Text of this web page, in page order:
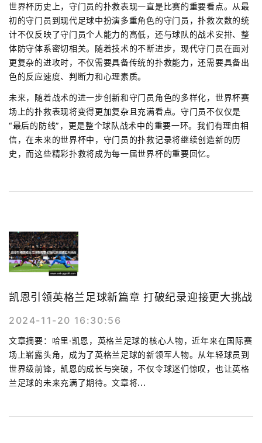
世界杯历史上，守门员的扑救表现一直是比赛的重要看点。从最
初的守门员到现代足球中扮演多重角色的守门员，扑救次数的统
计不仅反映了守门员个人能力的高低，还与球队的战术安排、整
体防守体系密切相关。随着技术的不断进步，现代守门员在面对
更复杂的进攻时，不仅需要具备传统的扑救能力，还需要具备出
色的反应速度、判断力和心理素质。
未来，随着战术的进一步创新和守门员角色的多样化，世界杯赛
场上的扑救表现将变得更加复杂且充满看点。守门员不仅仅是
“最后的防线”，更是整个球队战术中的重要一环。我们有理由相
信，在未来的世界杯中，守门员的扑救记录将继续创造新的历
史，而这些精彩扑救将成为每一届世界杯的重要回忆。
凯恩引领英格兰足球新篇章 打破纪录迎接更大挑战
2024-11-20 16:30:56
文章摘要：哈里·凯恩，英格兰足球的核心人物，近年来在国际赛
场上崭露头角，成为了英格兰足球的新领军人物。从年轻球员到
世界级前锋，凯恩的成长与突破，不仅令球迷们惊叹，也让英格
兰足球的未来充满了期待。文章将...